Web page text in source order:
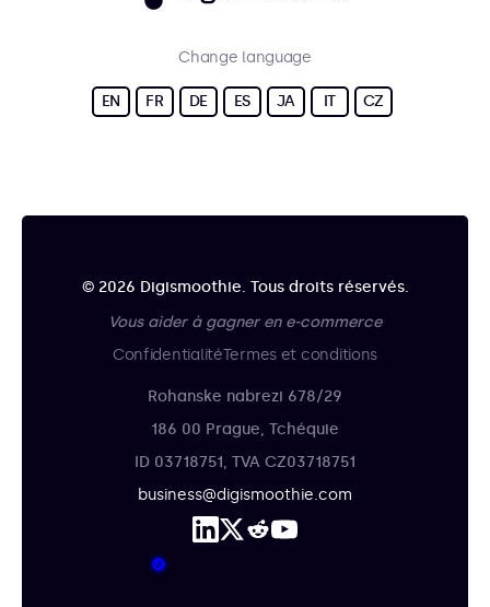
Change language
EN FR DE ES JA IT CZ
© 2026 Digismoothie. Tous droits réservés.
Vous aider à gagner en e-commerce
ConfidentialitéTermes et conditions
Rohanske nabrezi 678/29
186 00 Prague, Tchéquie
ID 03718751, TVA CZ03718751
business@digismoothie.com